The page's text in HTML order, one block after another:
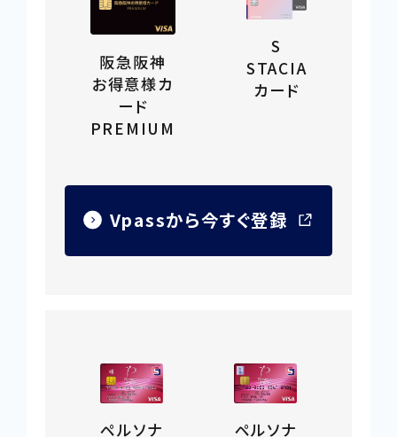
阪急阪神
お得意様カ
ード
PREMIUM
S
STACIA
カード
外
部
Vpassから今すぐ登録
ペルソナ ペルソナ